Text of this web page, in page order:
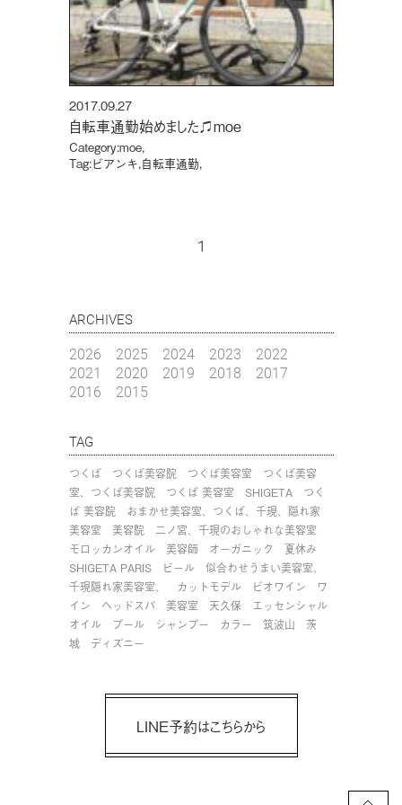
2017.09.27
自転車通勤始めました♫moe
Category:moe,
Tag:ビアンキ,自転車通勤,
1
ARCHIVES
2026 2025 2024 2023
2022
2021
2020 2019 2018
2017
2016
2015
TAG
つくば つくば美容院 つくば美容室
つくば美容
室、つくば美容院
つくば 美容室 SHIGETA
つく
ば 美容院
おまかせ美容室、つくば、千現、隠れ家
美容室
美容院
二ノ宮、千現のおしゃれな美容室
モロッカンオイル
美容師 オーガニック
夏休み
SHIGETA PARIS
ビール
似合わせうまい美容室、
千現隠れ家美容室、
カットモデル ビオワイン
ワ
イン
ヘッドスパ 美容室 天久保
エッセンシャル
オイル
プール シャンプー カラー 筑波山
茨
城
ディズニー
LINE予約はこちらから